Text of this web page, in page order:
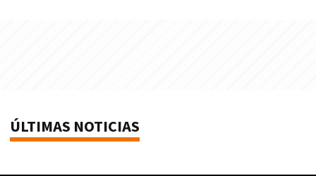
ÚLTIMAS NOTICIAS